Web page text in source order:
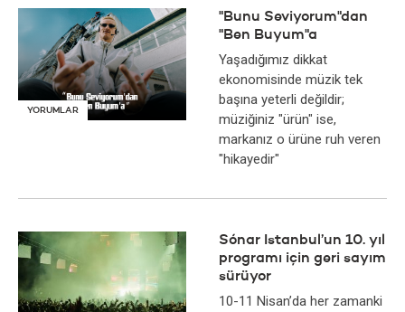
YORUMLAR
"Bunu Seviyorum"dan
"Ben Buyum"a
Yaşadığımız dikkat
ekonomisinde müzik tek
başına yeterli değildir;
müziğiniz "ürün" ise,
markanız o ürüne ruh veren
"hikayedir"
Sónar Istanbul’un 10. yıl
programı için geri sayım
sürüyor
10-11 Nisan’da her zamanki